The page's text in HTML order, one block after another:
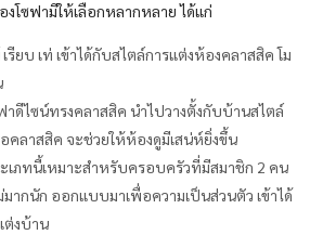
งโซฟามีให้เลือกหลากหลาย ได้แก่
รียบ เท่ เข้าได้กับสไตล์การแต่งห้องคลาสสิค โม
าดีไซน์ทรงคลาสสิค นำไปวางตั้งกับบ้านสไตล์
คลาสสิค จะช่วยให้ห้องดูมีเสน่ห์ยิ่งขึ้น
เภทนี้เหมาะสำหรับครอบครัวที่มีสมาชิก 2 คน
กนัก ออกแบบมาเพื่อความเป็นส่วนตัว เข้าได้
ต่งบ้าน